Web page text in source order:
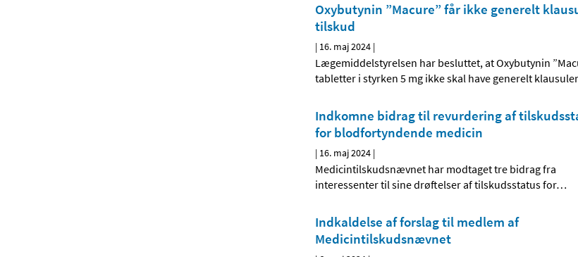
Oxybutynin ”Macure” får ikke generelt
tilskud
| 16. maj 2024 |
Lægemiddelstyrelsen har besluttet, at Oxybutynin
tabletter i styrken 5 mg ikke skal have generelt
Indkomne bidrag til revurdering af
for blodfortyndende medicin
| 16. maj 2024 |
Medicintilskudsnævnet har modtaget tre bidrag fra
interessenter til sine drøftelser af tilskudsstatus for…
Indkaldelse af forslag til medlem af
Medicintilskudsnævnet